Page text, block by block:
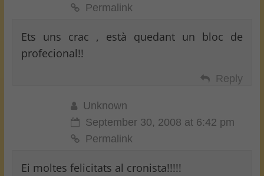
Permalink
Ets uns crac , està quedant un bloc de
profecional!!
Reply
Unknown
September 30, 2008 at 6:42 pm
Permalink
Ei moltes felicitats al cronista!!!!!